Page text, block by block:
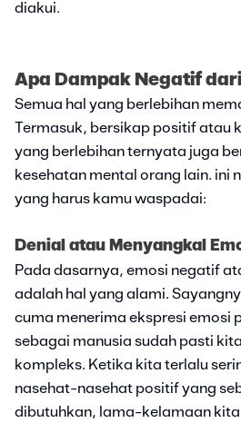
diakui.
Apa Dampak Negatif
Semua hal yang berlebihan
Termasuk, bersikap positif atau
yang berlebihan ternyata juga
kesehatan mental orang lain. ini
yang harus kamu waspadai:
Denial atau Menyangkal
Pada dasarnya, emosi negatif
adalah hal yang alami.
cuma menerima ekspresi emosi
sebagai manusia sudah pasti
kompleks. Ketika kita terlalu
nasehat-nasehat positif yang
dibutuhkan, lama-kelamaan